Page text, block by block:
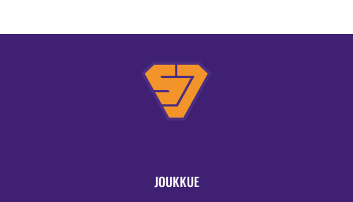
JOUKKUE